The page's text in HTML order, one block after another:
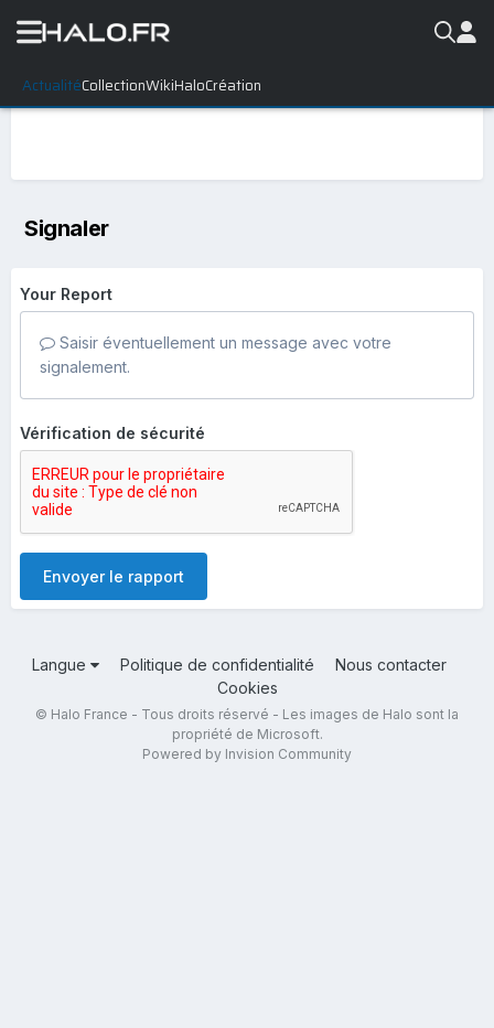
ActualitéCollectionWikiHaloCréation
Signaler
Your Report
Saisir éventuellement un message avec votre
signalement.
Vérification de sécurité
Envoyer le rapport
Langue Politique de confidentialité
Nous contacter
Cookies
© Halo France - Tous droits réservé - Les images de Halo sont la
propriété de Microsoft.
Powered by Invision Community